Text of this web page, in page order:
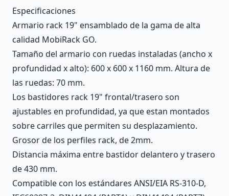
Description
Especificaciones
Armario rack 19" ensamblado de la gama de alta
calidad MobiRack GO.
Tamaño del armario con ruedas instaladas (ancho x
profundidad x alto): 600 x 600 x 1160 mm. Altura de
las ruedas: 70 mm.
Los bastidores rack 19" frontal/trasero son
ajustables en profundidad, ya que estan montados
sobre carriles que permiten su desplazamiento.
Grosor de los perfiles rack, de 2mm.
Distancia máxima entre bastidor delantero y trasero
de 430 mm.
Compatible con los estándares ANSI/EIA RS-310-D,